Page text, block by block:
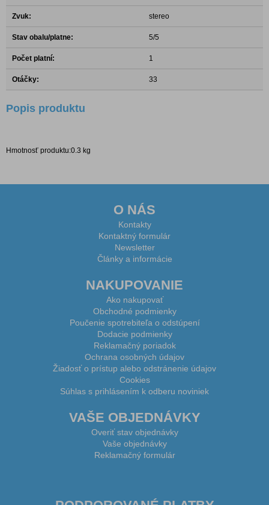
Zvuk: stereo
Stav obalu/platne: 5/5
Počet platní: 1
Otáčky: 33
Popis produktu
Hmotnosť produktu:0.3 kg
O NÁS
Kontakty
Kontaktný formulár
Newsletter
Články a informácie
NAKUPOVANIE
Ako nakupovať
Obchodné podmienky
Poučenie spotrebiteľa o odstúpení
Dodacie podmienky
Reklamačný poriadok
Ochrana osobných údajov
Žiadosť o prístup alebo odstránenie údajov
Cookies
Súhlas s prihlásením k odberu noviniek
VAŠE OBJEDNÁVKY
Overiť stav objednávky
Vaše objednávky
Reklamačný formulár